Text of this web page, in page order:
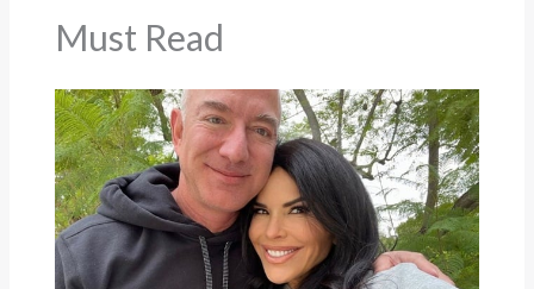
Must Read